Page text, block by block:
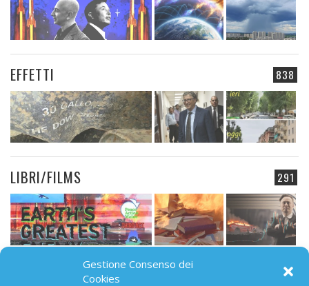
Gestione Consenso dei
Cookies
838
EFFETTI
291
LIBRI/FILMS
91
CAMPO ELETTROMAGNETICO